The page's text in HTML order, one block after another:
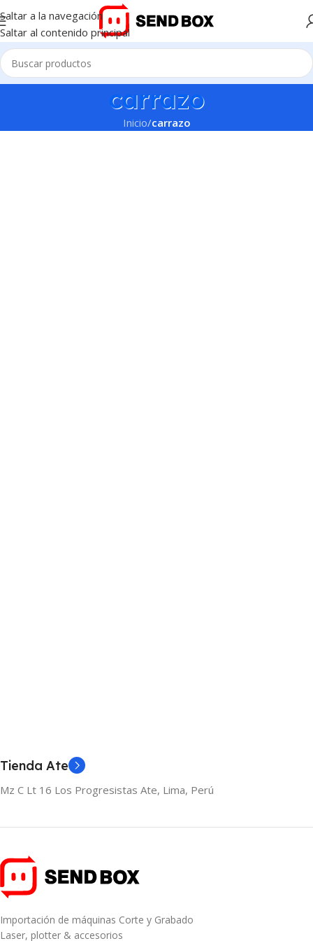
Saltar a la navegación
Saltar al contenido principal
carrazo
Inicio/carrazo
Tienda Ate
Mz C Lt 16 Los Progresistas Ate, Lima, Perú
Importación de máquinas Corte y Grabado
Laser, plotter & accesorios